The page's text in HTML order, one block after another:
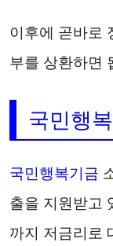
이후에 곧바로
부를 상환하면
국민행
국민행복기금
출을 지원받고
까지 저금리로